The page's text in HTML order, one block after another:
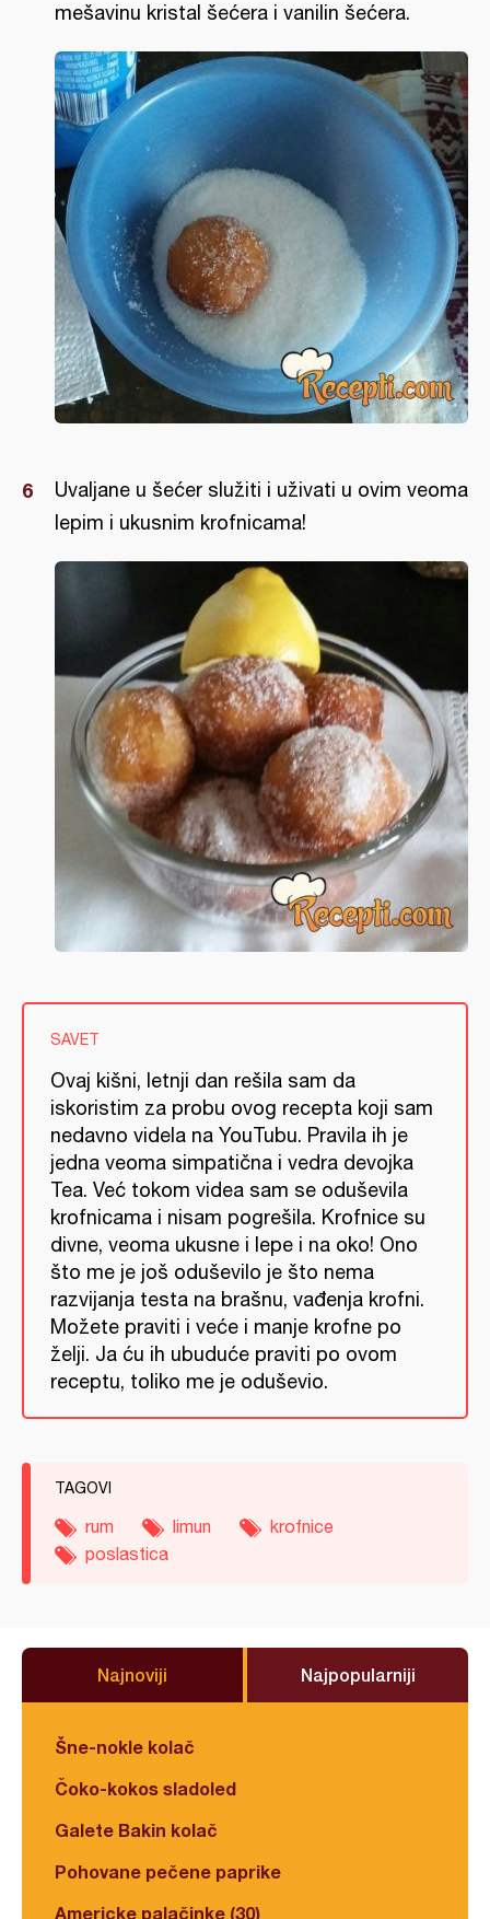
mešavinu kristal šećera i vanilin šećera.
Uvaljane u šećer služiti i uživati u ovim veoma
lepim i ukusnim krofnicama!
SAVET
Ovaj kišni, letnji dan rešila sam da
iskoristim za probu ovog recepta koji sam
nedavno videla na YouTubu. Pravila ih je
jedna veoma simpatična i vedra devojka
Tea. Već tokom videa sam se oduševila
krofnicama i nisam pogrešila. Krofnice su
divne, veoma ukusne i lepe i na oko! Ono
što me je još oduševilo je što nema
razvijanja testa na brašnu, vađenja krofni.
Možete praviti i veće i manje krofne po
želji. Ja ću ih ubuduće praviti po ovom
receptu, toliko me je oduševio.
TAGOVI
rum limun
krofnice
poslastica
Najnoviji Najpopularniji
Šne-nokle kolač
Čoko-kokos sladoled
Galete Bakin kolač
Pohovane pečene paprike
Americke palačinke (30)